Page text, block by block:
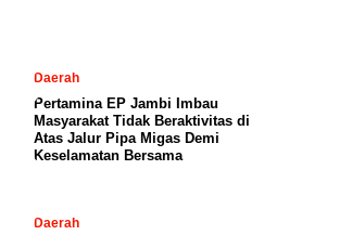
Daerah
Pertamina EP Jambi Imbau
Masyarakat Tidak Beraktivitas di
Atas Jalur Pipa Migas Demi
Keselamatan Bersama
Daerah